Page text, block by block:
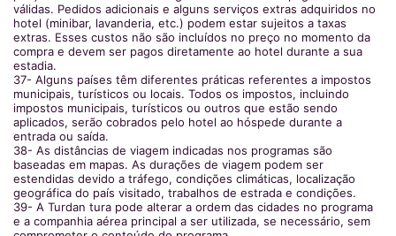
válidas. Pedidos adicionais e alguns serviços extras adquiridos no
hotel (minibar, lavanderia, etc.) podem estar sujeitos a taxas
extras. Esses custos não são incluídos no preço no momento da
compra e devem ser pagos diretamente ao hotel durante a sua
estadia.
37- Alguns países têm diferentes práticas referentes a impostos
municipais, turísticos ou locais. Todos os impostos, incluindo
impostos municipais, turísticos ou outros que estão sendo
aplicados, serão cobrados pelo hotel ao hóspede durante a
entrada ou saída.
38- As distâncias de viagem indicadas nos programas são
baseadas em mapas. As durações de viagem podem ser
estendidas devido a tráfego, condições climáticas, localização
geográfica do país visitado, trabalhos de estrada e condições.
39- A Turdan tura pode alterar a ordem das cidades no programa
e a companhia aérea principal a ser utilizada, se necessário, sem